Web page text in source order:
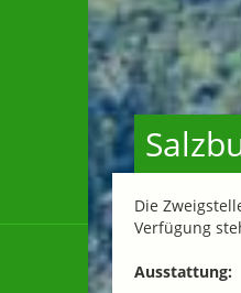
Die
Verfügung
Ausstattung: